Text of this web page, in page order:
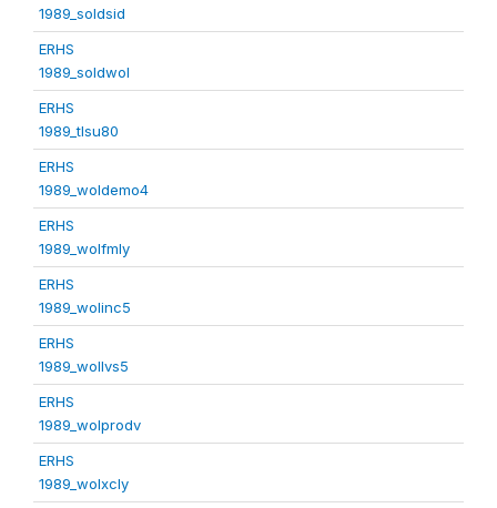
1989_soldsid
ERHS
1989_soldwol
ERHS
1989_tlsu80
ERHS
1989_woldemo4
ERHS
1989_wolfmly
ERHS
1989_wolinc5
ERHS
1989_wollvs5
ERHS
1989_wolprodv
ERHS
1989_wolxcly